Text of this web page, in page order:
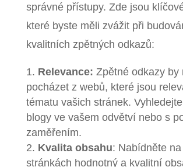
správné přístupy. Zde jsou
které byste měli zvážit při
kvalitních zpětných odkazů:
Relevance: Zpětné odkazy by
pocházet z webů, které jsou
tématu vašich stránek.
blogy ve vašem odvětví nebo s
zaměřením.
Kvalita obsahu: Nabídněte
stránkách hodnotný a kvalitní